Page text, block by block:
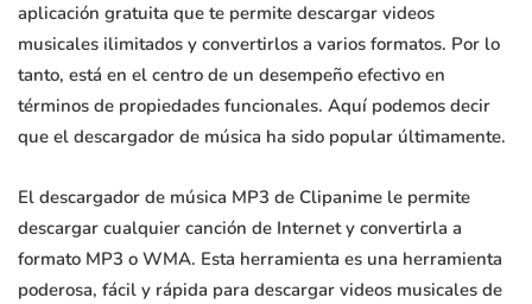
aplicación gratuita que te permite descargar videos
musicales ilimitados y convertirlos a varios formatos. Por lo
tanto, está en el centro de un desempeño efectivo en
términos de propiedades funcionales. Aquí podemos decir
que el descargador de música ha sido popular últimamente.
El descargador de música MP3 de Clipanime le permite
descargar cualquier canción de Internet y convertirla a
formato MP3 o WMA. Esta herramienta es una herramienta
poderosa, fácil y rápida para descargar videos musicales de